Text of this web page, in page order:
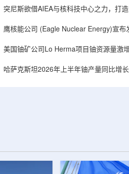
丹伯里和贝瑟尔三个地点的业务。该设施
2027年初投入使用，若最终设计和租户装
突尼斯欲借AIEA与核科技中心之力，打
鹰核能公司 (Eagle Nuclear Energy)宣布
美国铀矿公司Lo Herma项目铀资源量激
哈萨克斯坦2026年上半年铀产量同比增